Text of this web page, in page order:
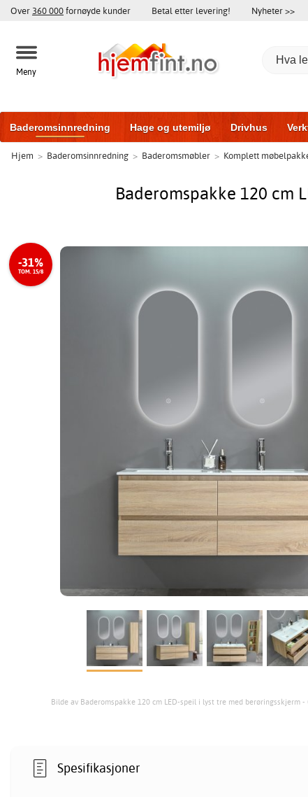
Over 360 000fornøyde kunder Betal etter levering! Nyheter >>
Meny
Baderomsinnredning Hage og utemiljø Drivhus
Hytter og friggeboder Hjem og innredning
Hjem > Baderomsinnredning > Baderomsmøbler > Komplett
Baderomspakke 120 cm
-31%
TOM. 15/8
Bilde av Baderomspakke 120 cm LED-speil i lyst tre med berøringsskjerm
Spesifikasjoner